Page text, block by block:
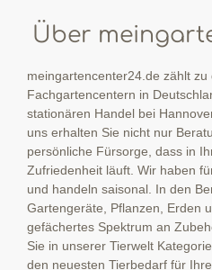
Über
meingartencenter24.de zählt zu
Fachgartencentern in
stationären Handel bei
uns erhalten Sie nicht nur
persönliche Fürsorge, dass in
Zufriedenheit läuft. Wir haben
und handeln saisonal. In den
Gartengeräte, Pflanzen, Erden
gefächertes Spektrum an
Sie in unserer Tierwelt
den neuesten Tierbedarf für